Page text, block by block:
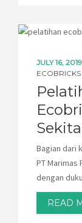
JULY 16, 2019
ECOBRICKS
Bagian dari
PT Marimas
dengan
READ